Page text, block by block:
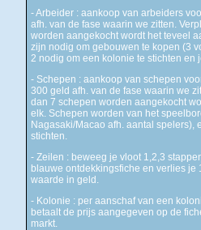
- Arbeider : aankoop van arbeiders
afh. van de fase waarin we zitten.
worden aangekocht wordt het teveel
zijn nodig om gebouwen te kopen (3
2 nodig om een kolonie te stichten
- Schepen : aankoop van schepen
300 geld afh. van de fase waarin we
dan 7 schepen worden aangekocht
elk. Schepen worden van het
Nagasaki/Macao afh. aantal
stichten.
- Zeilen : beweeg je vloot 1,2,3
blauwe ontdekkingsfiche en verlies
waarde in geld.
- Kolonie : per aanschaf van een
betaalt de prijs aangegeven op de
markt.